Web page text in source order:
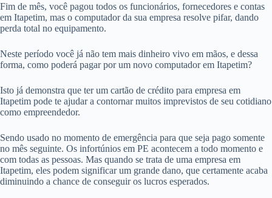
Fim de mês, você pagou todos os funcionários, fornecedores e contas
em Itapetim, mas o computador da sua empresa resolve pifar, dando
perda total no equipamento.
Neste período você já não tem mais dinheiro vivo em mãos, e dessa
forma, como poderá pagar por um novo computador em Itapetim?
Isto já demonstra que ter um cartão de crédito para empresa em
Itapetim pode te ajudar a contornar muitos imprevistos de seu cotidiano
como empreendedor.
Sendo usado no momento de emergência para que seja pago somente
no mês seguinte. Os infortúnios em PE acontecem a todo momento e
com todas as pessoas. Mas quando se trata de uma empresa em
Itapetim, eles podem significar um grande dano, que certamente acaba
diminuindo a chance de conseguir os lucros esperados.